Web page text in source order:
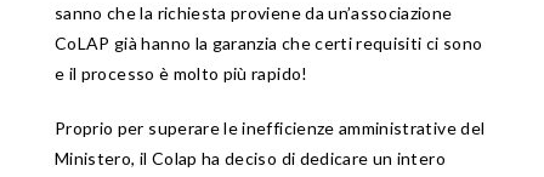
sanno che la richiesta proviene da un’associazione
CoLAP già hanno la garanzia che certi requisiti ci sono
e il processo è molto più rapido!
Proprio per superare le inefficienze amministrative del
Ministero, il Colap ha deciso di dedicare un intero